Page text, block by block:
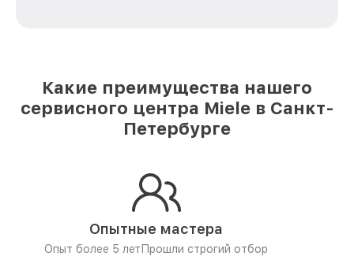
Какие преимущества нашего
сервисного центра Miele в Санкт-
Петербурге
Опытные мастера
Опыт более 5 лет Прошли строгий отбор